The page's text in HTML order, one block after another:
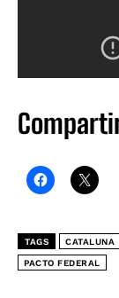
TAGS CATALUNA
PACTO FEDERAL